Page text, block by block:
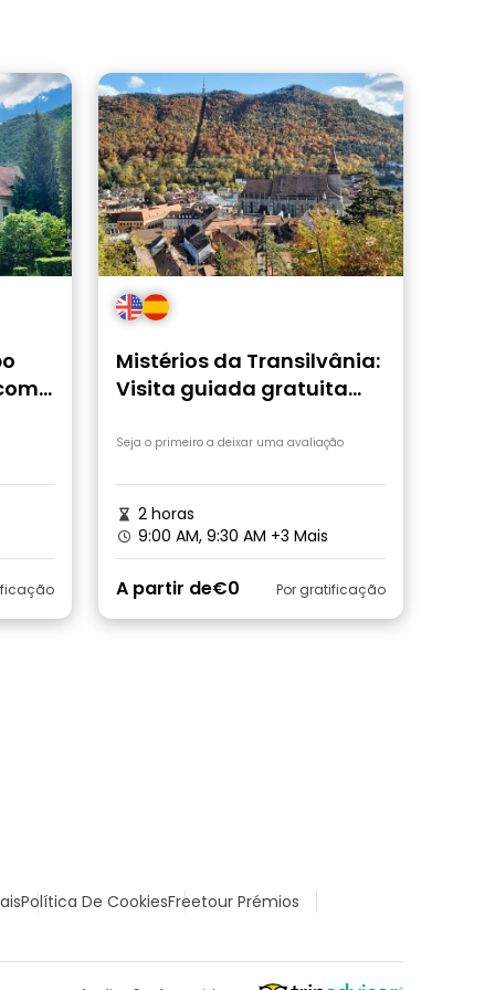
Mistérios da Transilvânia:
Visita guiada gratuita
Braşov
Seja o primeiro a deixar uma avaliação
2 horas
9:00 AM, 9:30 AM +3 Mais
A partir de€0 Por gratificação
Política De CookiesFreetour Prémios